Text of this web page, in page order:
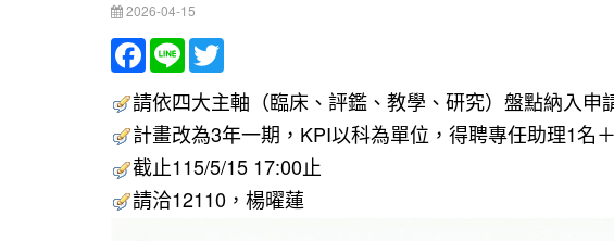
2026-04-15
Facebook
Line
請依四大主軸（臨床、評鑑、教學、研究）盤點納入申
計畫改為3年一期，KPI以科為單位，得聘專任助理1名
截止115/5/15 17:00止
請洽12110，楊曜蓮